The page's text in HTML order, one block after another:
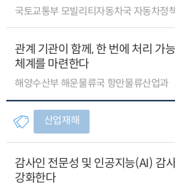
국토교통부 모빌리티자동차국 자동차정
관계 기관이 함께, 한 번에 처리 가
체계를 마련한다
해양수산부 해운물류국 항만물류산업과
산업재해
감사인 전문성 및 인공지능(AI) 감
강화한다